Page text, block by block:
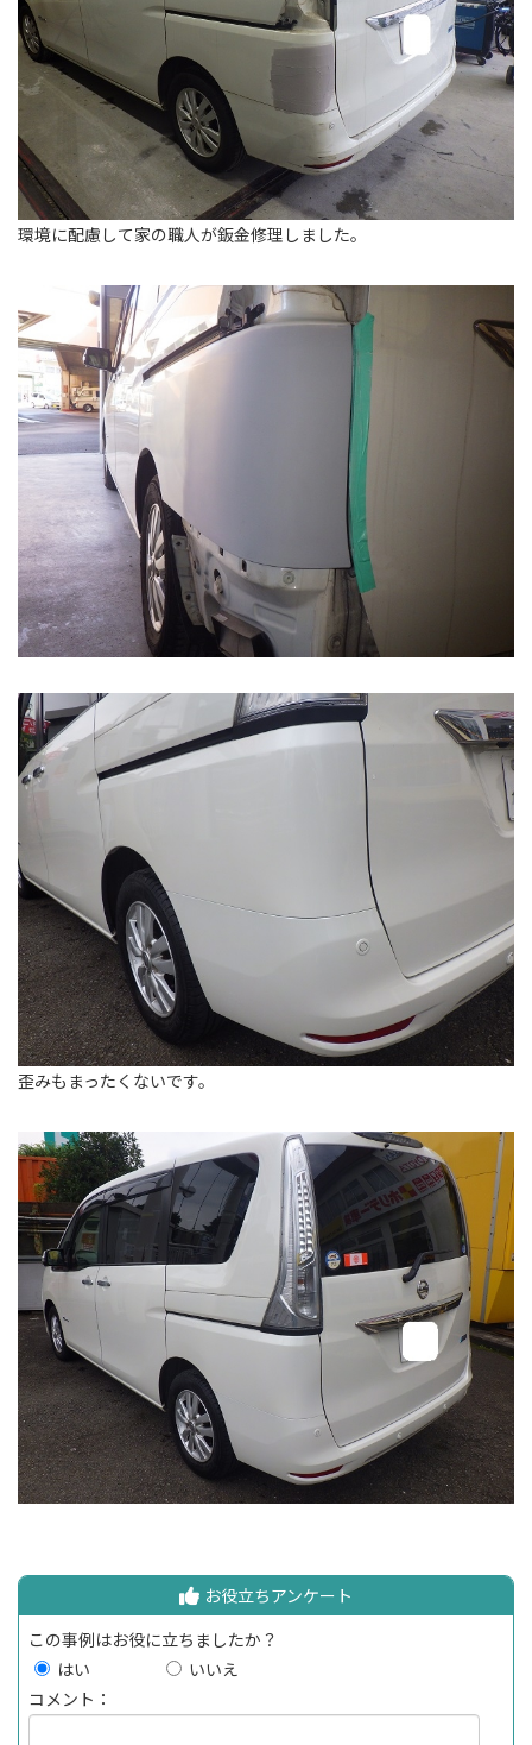
環境に配慮して家の職人が鈑金修理しました。
歪みもまったくないです。
お役立ちアンケート
この事例はお役に立ちましたか？
はい
いいえ
コメント：